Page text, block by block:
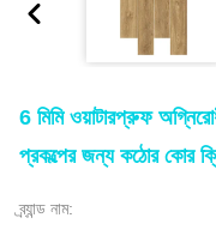
6 মিমি ওয়াটারপ্রুফ
প্রকল্পের জন্য কঠোর কোর
ব্র্যান্ড নাম: